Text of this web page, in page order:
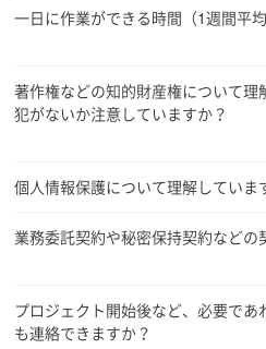
一日に作業ができる時間（1週間平
著作権などの知的財産権について
犯がないか注意していますか？
個人情報保護について理解していま
業務委託契約や秘密保持契約などの
プロジェクト開始後など、必要で
も連絡できますか？